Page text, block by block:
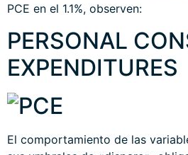
PCE en el 1.1%, observen:
PERSONAL
EXPENDITURES
El comportamiento de las